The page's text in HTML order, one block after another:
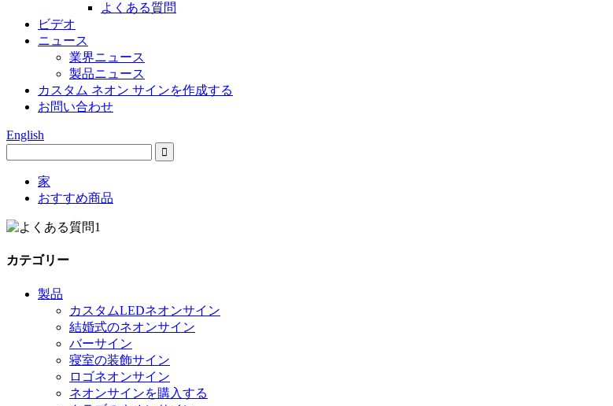
よくある質問
ビデオ
ニュース
業界ニュース
製品ニュース
カスタム ネオン サインを作成する
お問い合わせ
English
家
おすすめ商品
カテゴリー
製品
カスタムLEDネオンサイン
結婚式のネオンサイン
バーサイン
寝室の装飾サイン
ロゴネオンサイン
ネオンサインを購入する